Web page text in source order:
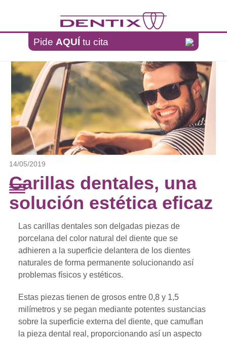
Pide AQUÍ tu cita
14/05/2019
Carillas dentales, una
solución estética eficaz
Las carillas dentales son delgadas piezas de
porcelana del color natural del diente que se
adhieren a la superficie delantera de los dientes
naturales de forma permanente solucionando así
problemas físicos y estéticos.
Estas piezas tienen de grosos entre 0,8 y 1,5
milímetros y se pegan mediante potentes sustancias
sobre la superficie externa del diente, que camuflan
la pieza dental real, proporcionando así un aspecto